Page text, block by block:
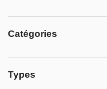
Catégories
Types